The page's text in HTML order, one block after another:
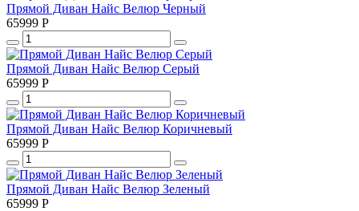
Прямой Диван Найс Велюр Черный
65999 Р
Прямой Диван Найс Велюр Серый
65999 Р
Прямой Диван Найс Велюр Коричневый
65999 Р
Прямой Диван Найс Велюр Зеленый
65999 Р